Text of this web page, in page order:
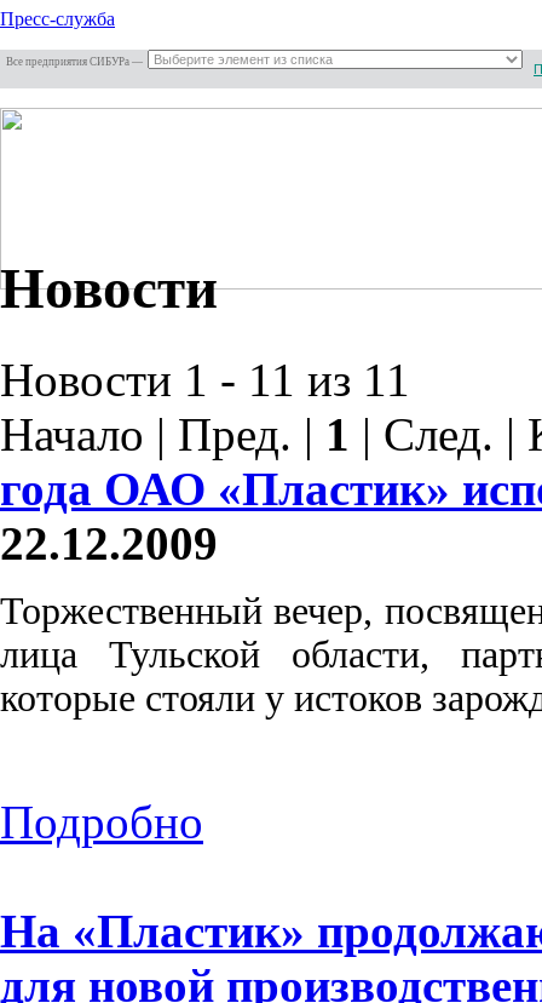
Пресс-служба
Все предприятия СИБУРа —
Новости
Новости 1 - 11 из 11
Начало | Пред. | 1 | След. |
года ОАО «Пластик»
22.12.2009
Торжественный вечер,
лица Тульской области,
которые стояли у истоков
Подробно
На «Пластик»
для новой